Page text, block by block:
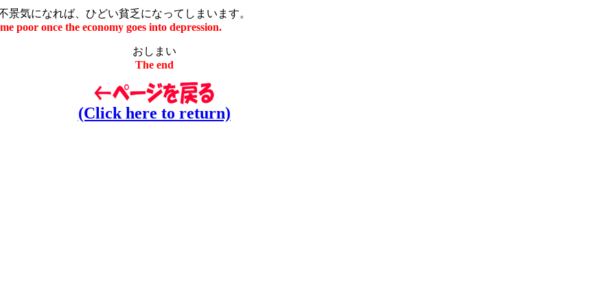
景気になれば、ひどい貧乏になってしまいます。
poor once the economy goes into depression.
おしまい
The end
(Click here to return)